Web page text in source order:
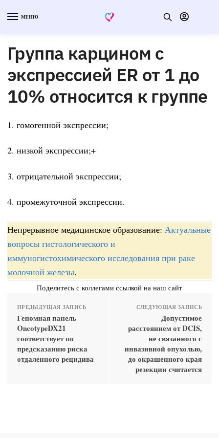
МЕНЮ
Группа карцином с
экспрессией ER от 1 до
10% относится к группе
1. гомогенной экспрессии;
2. низкой экспрессии;+
3. отрицательной экспрессии;
4. промежуточной экспрессии.
Непрерывное медицинское образование: Актуальные
вопросы гистологического и
иммуногистохимического исследования при раке
молочной железы.
Поделитесь с коллегами ссылкой на наш сайт
ПРЕДЫДУЩАЯ ЗАПИСЬ
Геномная панель
OncotypeDX21
соответствует по
предсказанию риска
отдаленного рецидива
СЛЕДУЮЩАЯ ЗАПИСЬ
Допустимое
расстоянием от DCIS,
не связанного с
инвазивной опухолью,
до окрашенного края
резекции считается